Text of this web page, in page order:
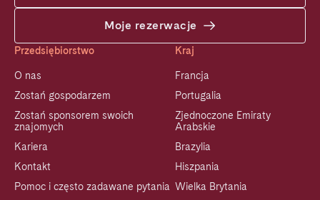
Moje rezerwacje
Przedsiębiorstwo
O nas
Zostań gospodarzem
Zostań sponsorem swoich
znajomych
Kariera
Kontakt
Pomoc i często zadawane pytania
Kraj
Francja
Portugalia
Zjednoczone Emiraty
Arabskie
Brazylia
Hiszpania
Wielka Brytania